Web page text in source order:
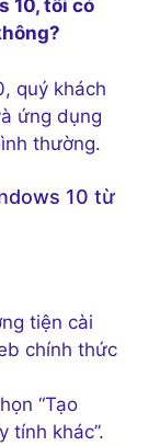
10, tôi có
quý khách
ứng dụng
thường.
10 từ
tiện cài
chính thức
“Tạo
tính khác”.